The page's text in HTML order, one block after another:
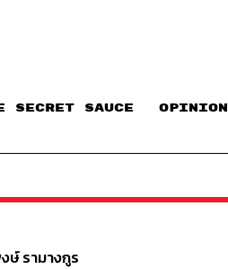
SECRET SAUCE​ OPINION
รามางกูร